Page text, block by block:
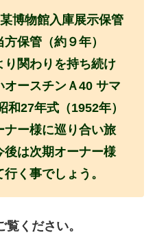
博物館入庫展示保管
保管（約９年）
り関わりを持ち続け
ースチンＡ40 サマ
和27年式（1952年）
ナー様に巡り合い旅
は次期オーナー様
く事でしょう。
覧ください。